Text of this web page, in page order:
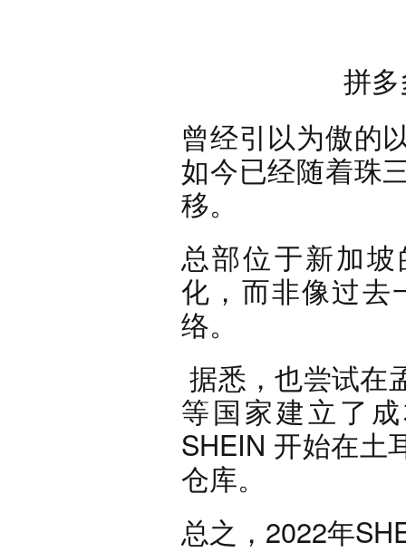
拼
曾经引以为傲的
如今已经随着珠
移。
总部位于新加
化，而非像过去
络。
据悉，也尝试在
等国家建立了
SHEIN 开始在土
仓库。
总之，2022年